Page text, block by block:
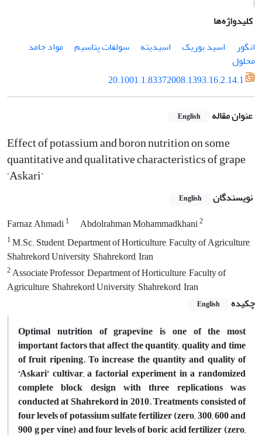
کلیدواژه‌ها
انگور
اسید بوریک اسیدیته سولفات پتاسیم
مواد جامد
محلول
20.1001.1.83372008.1393.16.2.14.1
عنوان مقاله English
Effect of potassium and boron nutrition on some
quantitative and qualitative characteristics of grape
‘Askari’
نویسندگان English
Farnaz Ahmadi1 Abdolrahman Mohammadkhani2
1M.Sc. Student, Department of Horticulture, Faculty of Agriculture,
Shahrekord University, Shahrekord, Iran
2Associate Professor, Department of Horticulture, Faculty of
Agriculture, Shahrekord University, Shahrekord, Iran
چکیده
English
Optimal nutrition of grapevine is one of the most
important factors that affect the quantity, quality and time
of fruit ripening. To increase the quantity and quality of
‘Askari’ cultivar, a factorial experiment in a randomized
complete block design with three replications was
conducted at Shahrekord in 2010. Treatments consisted of
four levels of potassium sulfate fertilizer (zero, 300, 600 and
900 g per vine) and four levels of boric acid fertilizer (zero,